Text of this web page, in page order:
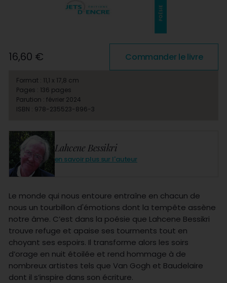
Lahcene Bessikri
en savoir plus sur l'auteur
Le monde qui nous entoure entraîne en chacun de
nous un tourbillon d'émotions dont la tempête assène
notre âme. C’est dans la poésie que Lahcene Bessikri
trouve refuge et apaise ses tourments tout en
choyant ses espoirs. Il transforme alors les soirs
d’orage en nuit étoilée et rend hommage à de
nombreux artistes tels que Van Gogh et Baudelaire
dont il s’inspire dans son écriture.
16,60 € Commander le livre
Format : 11,1 x 17,8 cm
Pages : 136 pages
Parution : février 2024
ISBN : 978-235523-896-3